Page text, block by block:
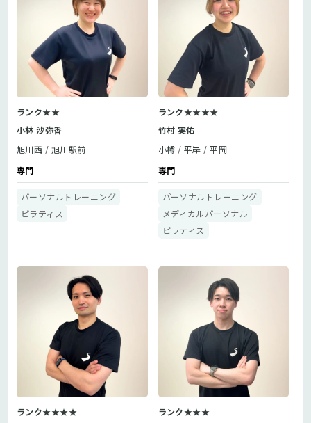
ランク★★
小林 沙弥香
旭川西
旭川駅前
専門
パーソナルトレーニング
ピラティス
ランク★★★★
竹村 実佑
小樽
平岸
平岡
専門
パーソナルトレーニング
メディカルパーソナル
ピラティス
ランク★★★★
ランク★★★